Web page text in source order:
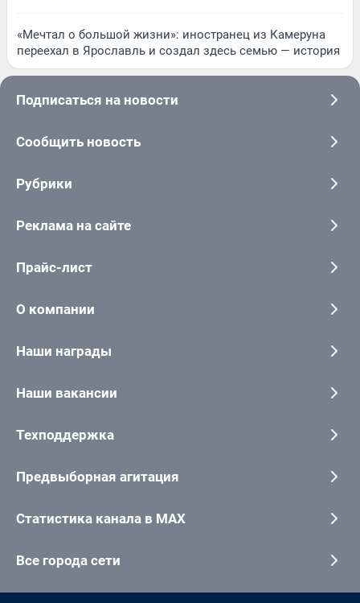
«Мечтал о большой жизни»: иностранец из Камеруна
переехал в Ярославль и создал здесь семью — история
Подписаться на новости
Сообщить новость
Рубрики
Реклама на сайте
Прайс-лист
О компании
Наши награды
Наши вакансии
Техподдержка
Предвыборная агитация
Статистика канала в MAX
Все города сети